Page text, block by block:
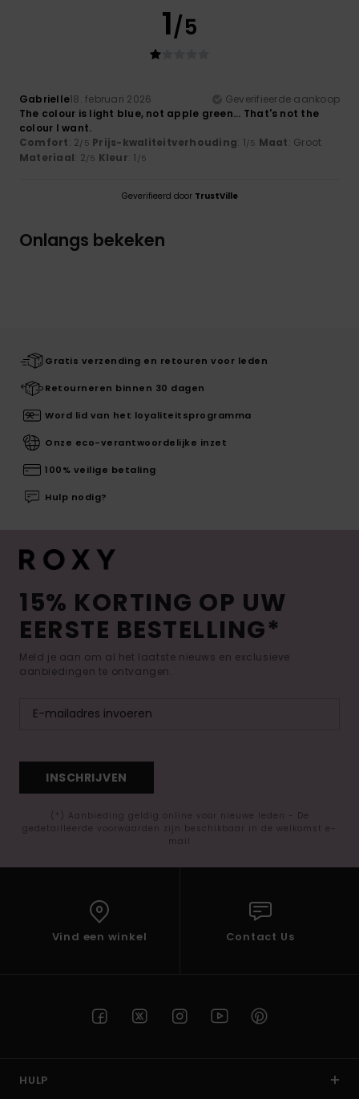
1/5
Gabrielle18. februari 2026
Geverifieerde aankoop
The colour is light blue, not apple green... That's not the
colour I want.
Comfort: 2/5 Prijs-kwaliteitverhouding: 1/5 Maat: Groot
Materiaal: 2/5 Kleur: 1 /5
Geverifieerd door TrustVille
Onlangs bekeken
Gratis verzending en retouren voor leden
Retourneren binnen 30 dagen
Word lid van het loyaliteitsprogramma
Onze eco-verantwoordelijke inzet
100% veilige betaling
Hulp nodig?
15% KORTING OP UW
EERSTE BESTELLING*
Meld je aan om al het laatste nieuws en exclusieve
aanbiedingen te ontvangen.
INSCHRIJVEN
(*) Aanbieding geldig online voor nieuwe leden - De
gedetailleerde voorwaarden zijn beschikbaar in de welkomst e-
mail
Vind een winkel Contact Us
HULP